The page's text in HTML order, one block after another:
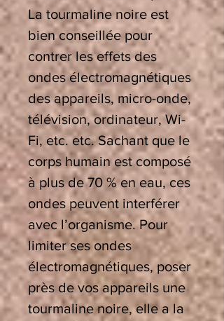
La tourmaline noire est
bien conseillée pour
contrer les effets des
ondes électromagnétiques
des appareils, micro-onde,
télévision, ordinateur, Wi-
Fi, etc. etc. Sachant que le
corps humain est composé
à plus de 70 % en eau, ces
ondes peuvent interférer
avec l’organisme. Pour
limiter ses ondes
électromagnétiques, poser
près de vos appareils une
tourmaline noire, elle a la